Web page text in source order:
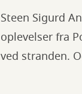
Steen Sigurd
oplevelser fra
ved stranden.